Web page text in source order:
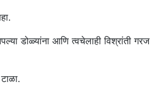
डोळ्यांना आणि त्वचेलाही विश्रांती गरज